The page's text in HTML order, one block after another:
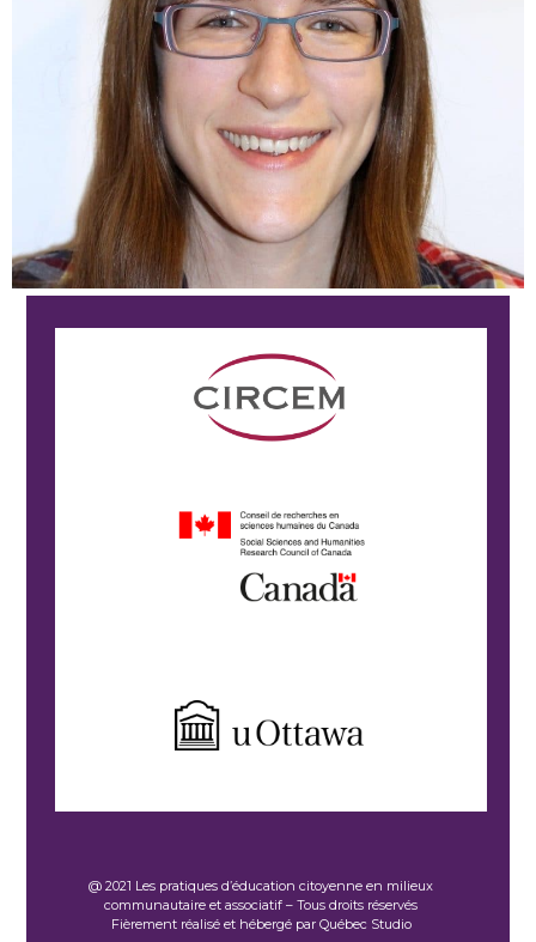
@ 2021 Les pratiques d’éducation citoyenne en milieux
communautaire et associatif – Tous droits réservés
Fièrement réalisé et hébergé par Québec Studio